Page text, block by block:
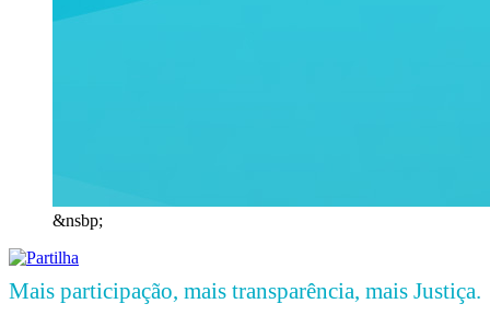
&nsbp;
Mais participação, mais transparência, mais Justiça.